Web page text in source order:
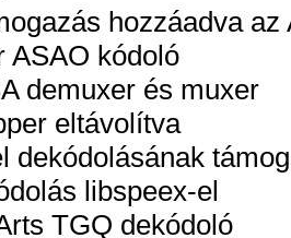
hozzáadva
ASAO kódoló
demuxer és muxer
eltávolítva
dekódolásának
libspeex-el
TGQ dekódoló